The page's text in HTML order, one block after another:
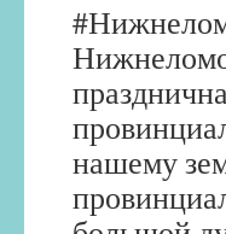
нашему